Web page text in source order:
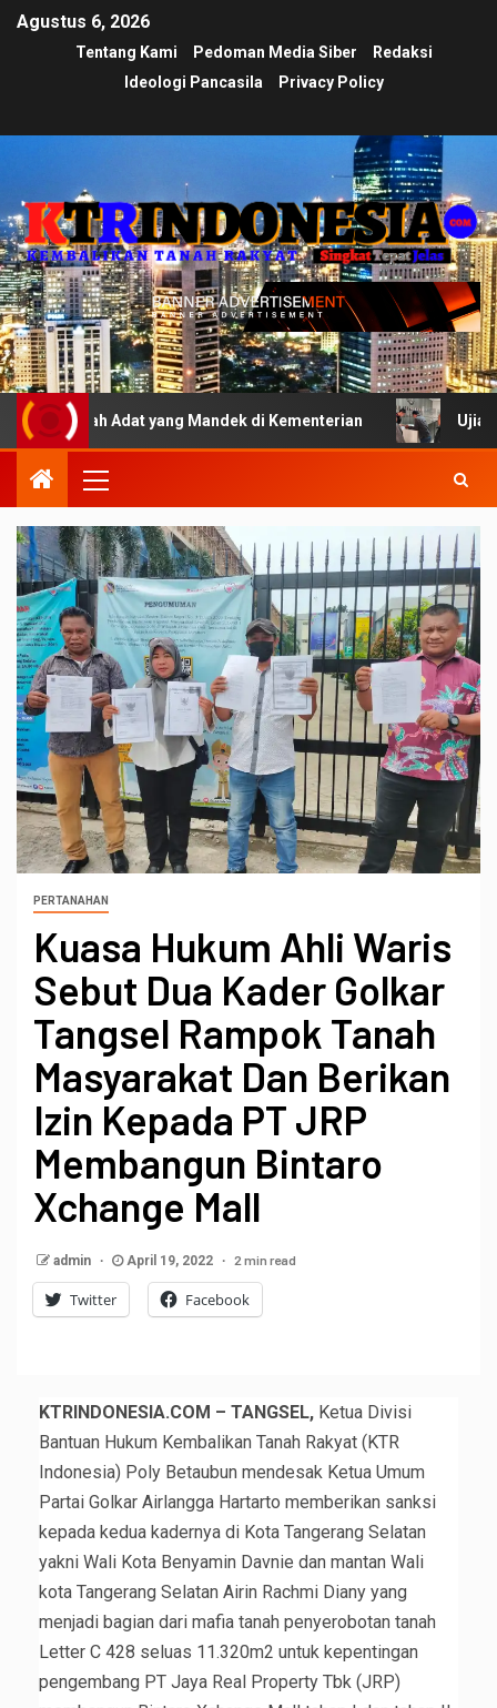
Agustus 6, 2026
Tentang Kami Pedoman Media Siber
Redaksi
Ideologi Pancasila
Privacy Policy
Adat yang Mandek di Kementerian Ujian
PERTANAHAN
Kuasa Hukum Ahli Waris
Sebut Dua Kader Golkar
Tangsel Rampok Tanah
Masyarakat Dan Berikan
Izin Kepada PT JRP
Membangun Bintaro
Xchange Mall
admin April 19, 2022 2 min read
Twitter Facebook
KTRINDONESIA.COM – TANGSEL, Ketua Divisi
Bantuan Hukum Kembalikan Tanah Rakyat (KTR
Indonesia) Poly Betaubun mendesak Ketua Umum
Partai Golkar Airlangga Hartarto memberikan sanksi
kepada kedua kadernya di Kota Tangerang Selatan
yakni Wali Kota Benyamin Davnie dan mantan Wali
kota Tangerang Selatan Airin Rachmi Diany yang
menjadi bagian dari mafia tanah penyerobotan tanah
Letter C 428 seluas 11.320m2 untuk kepentingan
pengembang PT Jaya Real Property Tbk (JRP)